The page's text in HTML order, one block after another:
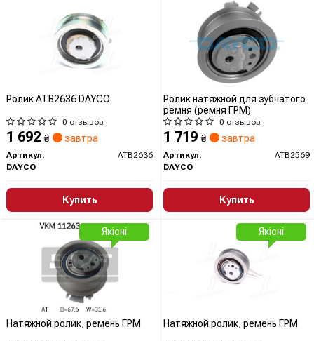
Ролик ATB2636 DAYCO
0 отзывов
1 692 ₴ завтра
Артикул:
ATB2636
DAYCO
Купить
Ролик натяжной для зубчатого
ремня (ремня ГРМ)
0 отзывов
1 719 ₴ завтра
Артикул:
ATB2569
DAYCO
Купить
Натяжной ролик, ремень ГРМ
Якісні
Натяжной ролик, ремень ГРМ
Якісні